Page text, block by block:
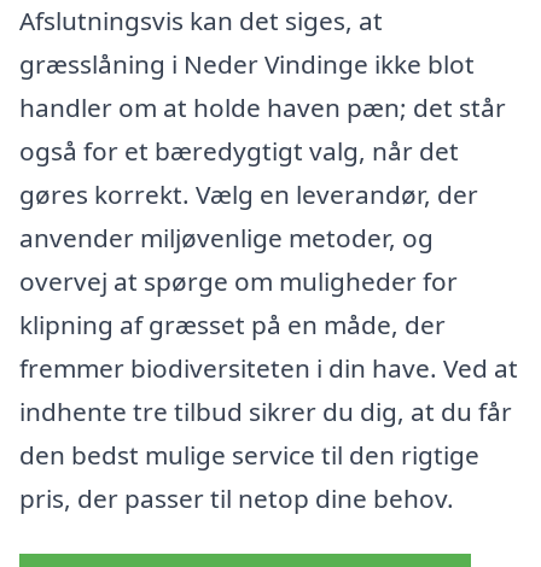
Afslutningsvis kan det siges, at
græsslåning i Neder Vindinge ikke blot
handler om at holde haven pæn; det står
også for et bæredygtigt valg, når det
gøres korrekt. Vælg en leverandør, der
anvender miljøvenlige metoder, og
overvej at spørge om muligheder for
klipning af græsset på en måde, der
fremmer biodiversiteten i din have. Ved at
indhente tre tilbud sikrer du dig, at du får
den bedst mulige service til den rigtige
pris, der passer til netop dine behov.